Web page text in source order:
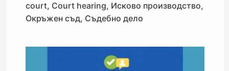
court, Court hearing, Исково производство,
Окръжен съд, Съдебно дело